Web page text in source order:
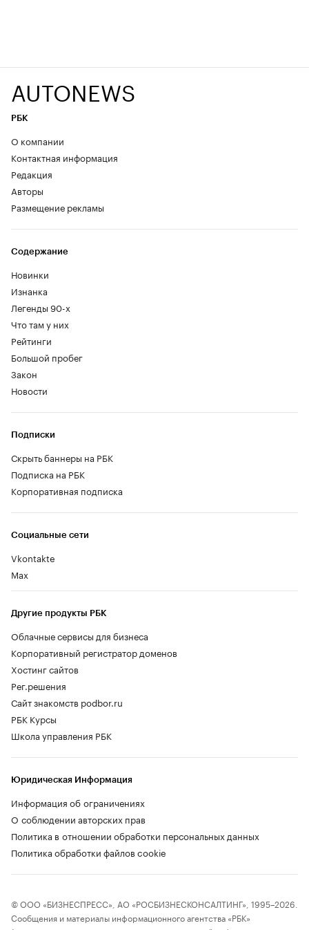
AUTONEWS
РБК
О компании
Контактная информация
Редакция
Авторы
Размещение рекламы
Содержание
Новинки
Изнанка
Легенды 90-х
Что там у них
Рейтинги
Большой пробег
Закон
Новости
Социальные сети
Vkontakte
Max
Другие продукты РБК
Облачные сервисы для бизнеса
Корпоративный регистратор доменов
Хостинг сайтов
Рег.решения
Сайт знакомств podbor.ru
РБК Курсы
Школа управления РБК
Подписки
Скрыть баннеры на РБК
Подписка на РБК
Корпоративная подписка
Юридическая Информация
Информация об ограничениях
О соблюдении авторских прав
Политика в отношении обработки персональных данных
Политика обработки файлов cookie
© ООО «БИЗНЕСПРЕСС», АО «РОСБИЗНЕСКОНСАЛТИНГ», 1995–2026.
Сообщения и материалы информационного агентства «РБК»